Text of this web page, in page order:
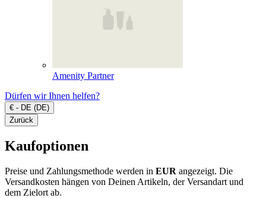
Amenity Partner
Dürfen wir Ihnen helfen?
€ - DE (DE)
Zurück
Kaufoptionen
Preise und Zahlungsmethode werden in EUR angezeigt. Die
Versandkosten hängen von Deinen Artikeln, der Versandart und
dem Zielort ab.